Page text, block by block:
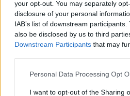
your opt-out. You may separately
disclosure of your personal
IAB’s list of downstream
also be disclosed by us to third
Downstream Participants that may
Please note that this website/app
not limited to your visit or usage
Personal Data Processing Opt
I want to opt-out of the Sharing